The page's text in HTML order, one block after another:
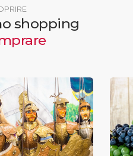
shopping